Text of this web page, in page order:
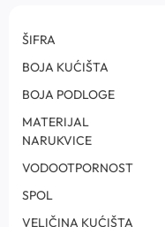
ŠIFRA
BOJA KUĆIŠTA
BOJA PODLOGE
MATERIJAL
NARUKVICE
VODOOTPORNOST
SPOL
VELIČINA KUĆIŠTA